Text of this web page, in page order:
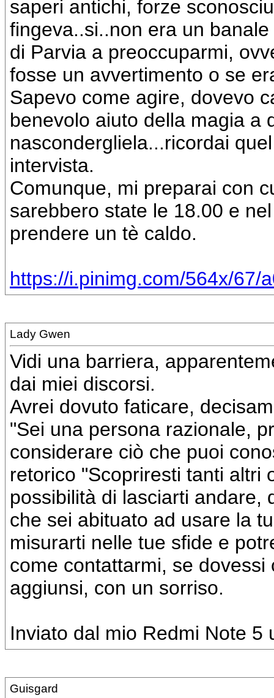
saperi antichi, forze
fingeva..si..non era un
di Parvia a preoccuparmi,
fosse un avvertimento o se
Sapevo come agire, dovevo
benevolo aiuto della magia a
nascondergliela...ricordai
intervista.
Comunque, mi preparai con
sarebbero state le 18.00 e
prendere un tè caldo.
https://i.pinimg.com/564x/67/
Lady Gwen
Vidi una barriera,
dai miei discorsi.
Avrei dovuto faticare,
"Sei una persona razionale,
considerare ciò che puoi
retorico "Scopriresti tanti altri
possibilità di lasciarti andare,
che sei abituato ad usare la
misurarti nelle tue sfide e
come contattarmi, se
aggiunsi, con un sorriso.
Inviato dal mio Redmi Note 5
Guisgard